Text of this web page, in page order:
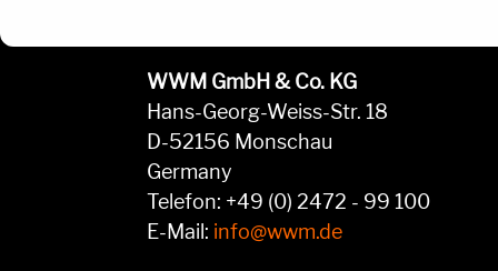
WWM GmbH & Co. KG
Hans-Georg-Weiss-Str. 18
D-52156 Monschau
Germany
Telefon: +49 (0) 2472 - 99 100
E-Mail: info@wwm.de